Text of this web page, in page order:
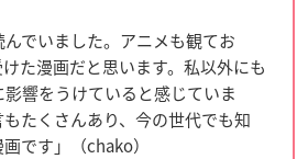
んでいました。アニメも観てお
た漫画だと思います。私以外にも
響をうけていると感じていま
たくさんあり、今の世代でも知
です」（chako）